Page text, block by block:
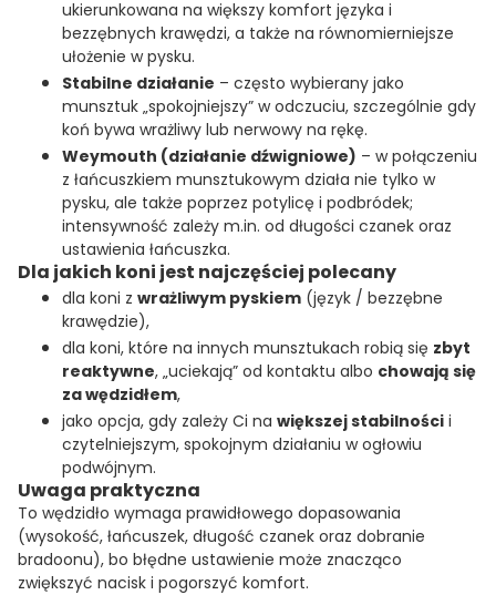
ukierunkowana na większy komfort języka i
bezzębnych krawędzi, a także na równomierniejsze
ułożenie w pysku.
Stabilne działanie – często wybierany jako
munsztuk „spokojniejszy” w odczuciu, szczególnie gdy
koń bywa wrażliwy lub nerwowy na rękę.
Weymouth (działanie dźwigniowe) – w połączeniu
z łańcuszkiem munsztukowym działa nie tylko w
pysku, ale także poprzez potylicę i podbródek;
intensywność zależy m.in. od długości czanek oraz
ustawienia łańcuszka.
Dla jakich koni jest najczęściej polecany
dla koni z wrażliwym pyskiem (język / bezzębne
krawędzie),
dla koni, które na innych munsztukach robią się zbyt
reaktywne, „uciekają” od kontaktu albo chowają się
za wędzidłem,
jako opcja, gdy zależy Ci na większej stabilności i
czytelniejszym, spokojnym działaniu w ogłowiu
podwójnym.
Uwaga praktyczna
To wędzidło wymaga prawidłowego dopasowania
(wysokość, łańcuszek, długość czanek oraz dobranie
bradoonu), bo błędne ustawienie może znacząco
zwiększyć nacisk i pogorszyć komfort.